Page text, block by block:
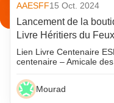
AAESFF15 Oct. 2024
Lancement de la
Livre Héritiers du Feux
Lien Livre Centenaire
centenaire – Amicale
Mourad